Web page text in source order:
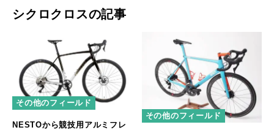
シクロクロスの記事
その他のフィールド
NESTOから競技用アルミフレ
その他のフィールド